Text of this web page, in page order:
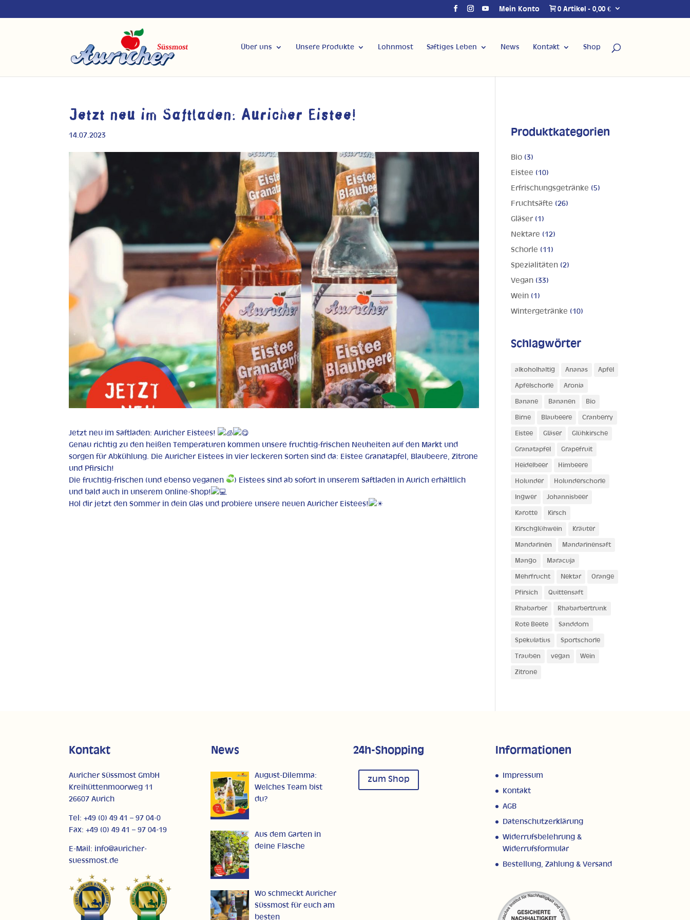
Mein Konto 0 Artikel 0,00 €
Über uns Unsere Produkte Lohnmost Saftiges Leben News Kontakt Shop
Jetzt neu im Saftladen: Auricher Eistee!
14.07.2023
Jetzt neu im Saftladen: Auricher Eistees!
Genau richtig zu den heißen Temperaturen kommen unsere fruchtig-frischen Neuheiten auf den Markt und
sorgen für Abkühlung. Die Auricher Eistees in vier leckeren Sorten sind da: Eistee Granatapfel, Blaubeere, Zitrone
und Pfirsich!
Die fruchtig-frischen (und ebenso veganen
) Eistees sind ab sofort in unserem Saftladen in Aurich erhältlich
und bald auch in unserem Online-Shop!
Hol dir jetzt den Sommer in dein Glas und probiere unsere neuen Auricher Eistees!
Produktkategorien
Bio (3)
Eistee (10)
Erfrischungsgetränke (5)
Fruchtsäfte (26)
Gläser (1)
Nektare (12)
Schorle (11)
Spezialitäten (2)
Vegan (33)
Wein (1)
Wintergetränke (10)
Schlagwörter
alkoholhaltig Ananas Apfel
Apfelschorle Aronia
Banane Bananen Bio
Birne Blaubeere Cranberry
Eistee Gläser Glühkirsche
Granatapfel Grapefruit
Heidelbeer Himbeere
Holunder Holunderschorle
Ingwer Johannisbeer
Karotte Kirsch
Kirschglühwein Kräuter
Mandarinen Mandarinensaft
Mango Maracuja
Mehrfrucht Nektar Orange
Pfirsich Quittensaft
Rhabarber Rhabarbertrunk
Rote Beete Sanddorn
Spekulatius Sportschorle
Trauben vegan Wein
Zitrone
Kontakt
Auricher Süssmost GmbH
Kreihüttenmoorweg 11
26607 Aurich
Tel: +49 (0) 49 41 – 97 04-0
Fax: +49 (0) 49 41 – 97 04-19
E-Mail: info@auricher-
suessmost.de
News
August-Dilemma:
Welches Team bist
du?
Aus dem Garten in
deine Flasche
Wo schmeckt Auricher
Süssmost für euch am
besten
24h-Shopping
zum Shop
Informationen
Impressum
Kontakt
AGB
Datenschutzerklärung
Widerrufsbelehrung &
Widerrufsformular
Bestellung, Zahlung & Versand